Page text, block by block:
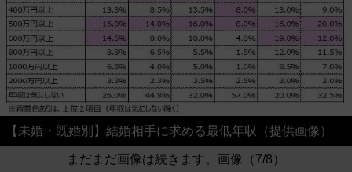
【未婚・既婚別】結婚相手に求める最低年収（提供画像）
まだまだ画像は続きます。画像（7/8）